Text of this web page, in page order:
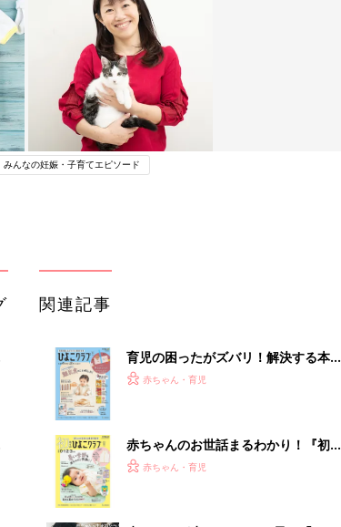
みんなの妊娠・子育てエピソード
関連記事
育児の困ったがズバリ！解決する本
『ひよこクラブ 秋号』 4カ月～2才
赤ちゃん・育児
赤ちゃんのお世話まるわかり！『初め
てのひよこクラブ 夏号』〈巻頭大特
赤ちゃん・育児